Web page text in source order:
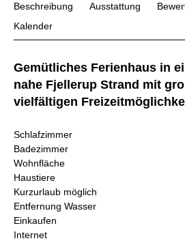
Beschreibung Ausstattung
Kalender
Gemütliches Ferienhaus in
nahe Fjellerup Strand mit
vielfältigen
Schlafzimmer
Badezimmer
Wohnfläche
Haustiere
Kurzurlaub möglich
Entfernung Wasser
Einkaufen
Internet